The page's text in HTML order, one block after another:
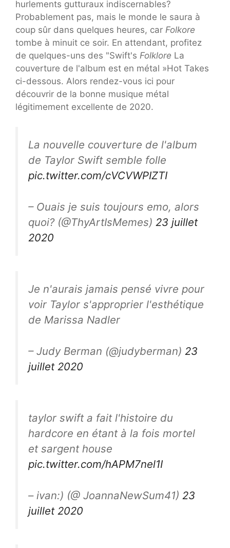
hurlements gutturaux indiscernables?
Probablement pas, mais le monde le saura à
coup sûr dans quelques heures, car Folkore
tombe à minuit ce soir. En attendant, profitez
de quelques-uns des "Swift's Folklore La
couverture de l'album est en métal »Hot Takes
ci-dessous. Alors rendez-vous ici pour
découvrir de la bonne musique métal
légitimement excellente de 2020.
La nouvelle couverture de l'album
de Taylor Swift semble folle
pic.twitter.com/cVCVWPIZTI
– Ouais je suis toujours emo, alors
quoi? (@ThyArtIsMemes) 23 juillet
2020
Je n'aurais jamais pensé vivre pour
voir Taylor s'approprier l'esthétique
de Marissa Nadler
– Judy Berman (@judyberman) 23
juillet 2020
taylor swift a fait l'histoire du
hardcore en étant à la fois mortel
et sargent house
pic.twitter.com/hAPM7nel1I
– ivan:) (@ JoannaNewSum41) 23
juillet 2020